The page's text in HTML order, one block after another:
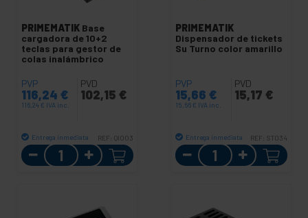
PRIMEMATIK Base
cargadora de 10+2
teclas para gestor de
colas inalámbrico
PVP
116,24 €
116,24 € IVA inc.
PVD
102,15 €
Entrega inmediata REF: QI003
Cantidad
PRIMEMATIK
Dispensador de tickets
Su Turno color amarillo
PVP
15,66 €
15,66 € IVA inc.
PVD
15,17 €
Entrega inmediata REF: ST034
Cantidad